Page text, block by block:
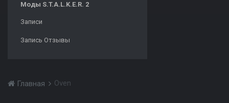
Моды S.T.A.L.K.E.R. 2
Записи
Запись Отзывы
Главная Oven